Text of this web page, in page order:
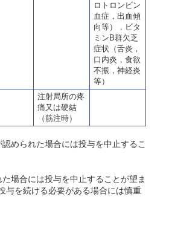
ロトロンビン
血症，出血傾
向等），ビタ
ミンB群欠乏
症状（舌炎，
口内炎，食欲
不振，神経炎
等）
注射局所の疼
痛又は硬結
（筋注時）
められた場合には投与を中止するこ
場合には投与を中止することが望ま
与を続ける必要がある場合には慎重